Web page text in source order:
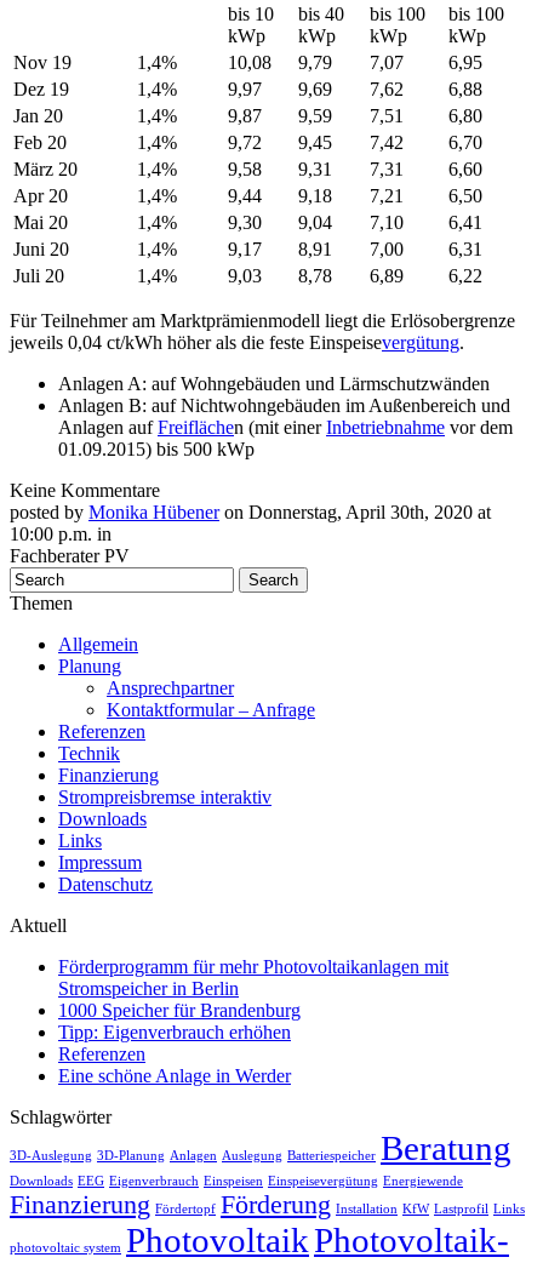
bis 10
kWp
bis 40
kWp
bis 100
kWp
bis 100
kWp
Nov 19
1,4% 10,08 9,79 7,07
6,95
Dez 19
1,4% 9,97 9,69 7,62
6,88
Jan 20
1,4% 9,87 9,59 7,51
6,80
Feb 20
1,4% 9,72 9,45 7,42
6,70
März 20
1,4% 9,58 9,31 7,31
6,60
Apr 20
1,4% 9,44 9,18 7,21
6,50
Mai 20
1,4% 9,30 9,04 7,10
6,41
Juni 20
1,4% 9,17 8,91 7,00
6,31
Juli 20
1,4% 9,03 8,78 6,89 6,22
Für Teilnehmer am Marktprämienmodell liegt die Erlösobergrenze
jeweils 0,04 ct/kWh höher als die feste Einspeisevergütung.
Anlagen A: auf Wohngebäuden und Lärmschutzwänden
Anlagen B: auf Nichtwohngebäuden im Außenbereich und
Anlagen aufFreiflächen (mit einerInbetriebnahme vor dem
01.09.2015) bis 500 kWp
Keine Kommentare
posted by Monika Hübeneron Donnerstag, April 30th, 2020 at
10:00 p.m. in
Fachberater PV
Themen
Allgemein
Planung
Ansprechpartner
Kontaktformular – Anfrage
Referenzen
Technik
Finanzierung
Strompreisbremse interaktiv
Downloads
Links
Impressum
Datenschutz
Aktuell
Förderprogramm für mehr Photovoltaikanlagen mit
Stromspeicher in Berlin
1000 Speicher für Brandenburg
Tipp: Eigenverbrauch erhöhen
Referenzen
Eine schöne Anlage in Werder
Schlagwörter
3D-Auslegung 3D-Planung Anlagen Auslegung Batteriespeicher Beratung
Downloads EEG Eigenverbrauch Einspeisen Einspeisevergütung Energiewende
Finanzierung Fördertopf Förderung Installation KfW Lastprofil Links
photovoltaic system PhotovoltaikPhotovoltaik-